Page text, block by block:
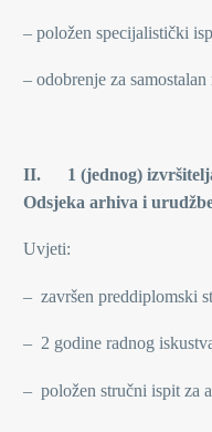
– položen specijalistički
– odobrenje za samostalan
II. 1 (jednog) izvršitelja
Odsjeka arhiva i
Uvjeti:
– završen preddiplomski
– 2 godine radnog
– položen stručni ispit za